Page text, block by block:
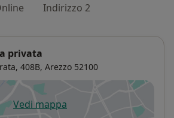
Indirizzo 2
privata
408B, Arezzo 52100
Vedi mappasi apre in una nuova scheda